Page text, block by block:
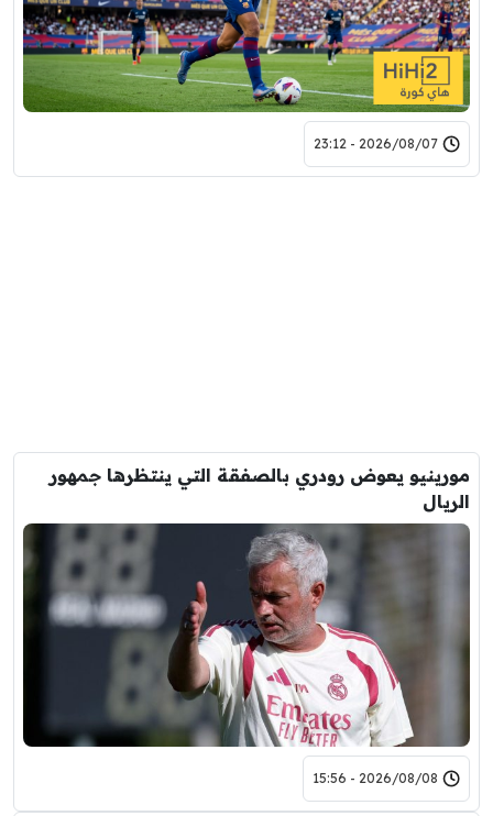
2026/08/07 - 23:12
مورينيو يعوض رودري بالصفقة التي ينتظرها جمهور
الريال
2026/08/08 - 15:56